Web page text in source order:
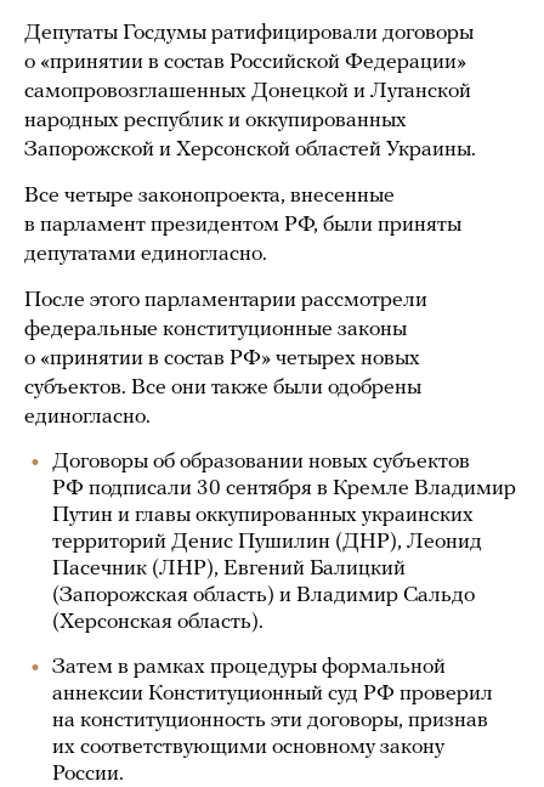
Депутаты Госдумы ратифицировали договоры
о «принятии в состав Российской Федерации»
самопровозглашенных Донецкой и Луганской
народных республик и оккупированных
Запорожской и Херсонской областей Украины.
Все четыре законопроекта, внесенные
в парламент президентом РФ, были приняты
депутатами единогласно.
После этого парламентарии рассмотрели
федеральные конституционные законы
о «принятии в состав РФ» четырех новых
субъектов. Все они также были одобрены
единогласно.
Договоры об образовании новых субъектов
РФ подписали 30 сентября в Кремле Владимир
Путин и главы оккупированных украинских
территорий Денис Пушилин (ДНР), Леонид
Пасечник (ЛНР), Евгений Балицкий
(Запорожская область) и Владимир Сальдо
(Херсонская область).
Затем в рамках процедуры формальной
аннексии Конституционный суд РФ проверил
на конституционность эти договоры, признав
их соответствующими основному закону
России.